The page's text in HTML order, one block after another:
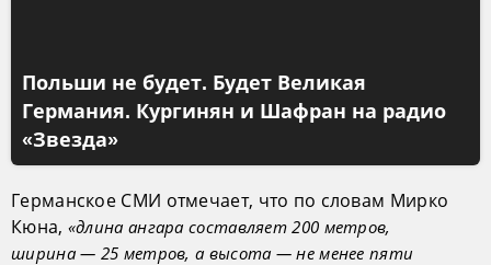
Польши не будет. Будет Великая
Германия. Кургинян и Шафран на радио
«Звезда»
Германское СМИ отмечает, что по словам Мирко
Кюна, «длина ангара составляет 200 метров,
ширина — 25 метров, а высота — не менее пяти